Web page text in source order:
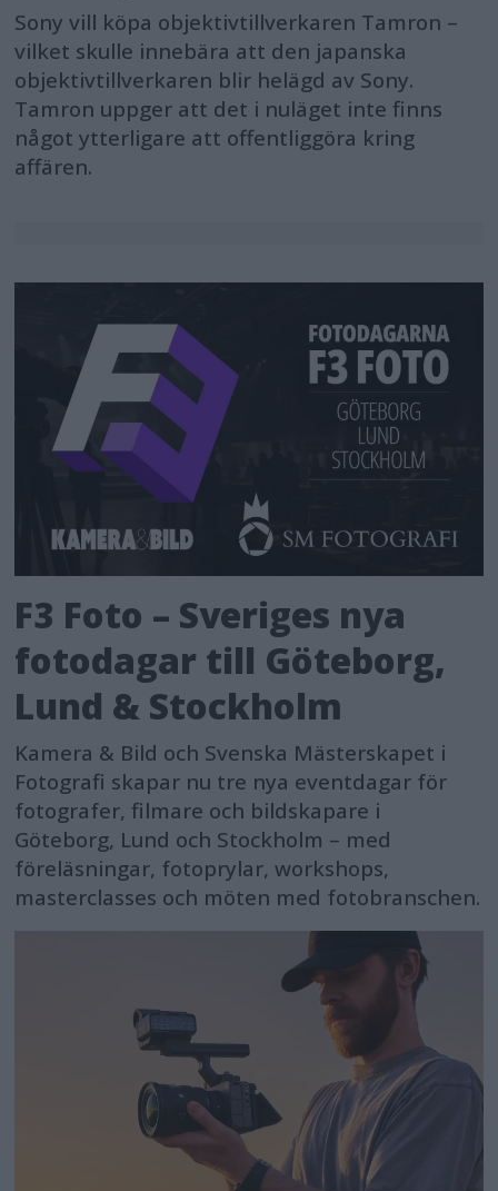
Sony vill köpa objektivtillverkaren Tamron –
vilket skulle innebära att den japanska
objektivtillverkaren blir helägd av Sony.
Tamron uppger att det i nuläget inte finns
något ytterligare att offentliggöra kring
affären.
F3 Foto – Sveriges nya
fotodagar till Göteborg,
Lund & Stockholm
Kamera & Bild och Svenska Mästerskapet i
Fotografi skapar nu tre nya eventdagar för
fotografer, filmare och bildskapare i
Göteborg, Lund och Stockholm – med
föreläsningar, fotoprylar, workshops,
masterclasses och möten med fotobranschen.